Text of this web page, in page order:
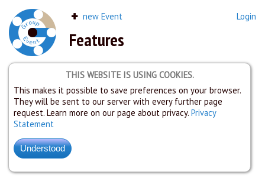
new Event Login
Features
THIS WEBSITE IS USING COOKIES.
This makes it possible to save preferences on your browser.
They will be sent to our server with every further page
request. Learn more on our page about privacy. Privacy
Statement